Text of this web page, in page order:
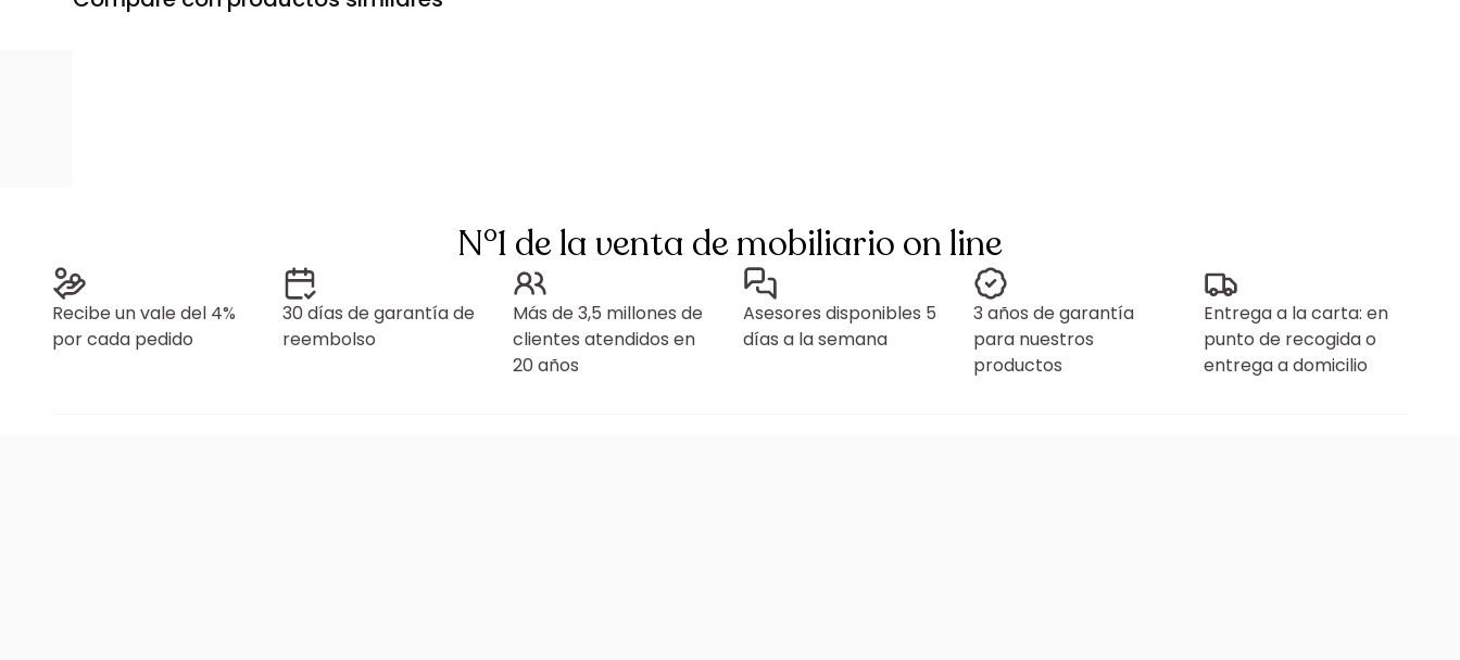
N°1 de la venta de mobiliario on line
Recibe un vale del 4%
por cada pedido
30 días de garantía de
reembolso
Más de 3,5 millones de
clientes atendidos en
20 años
Asesores disponibles 5
días a la semana
3 años de garantía
para nuestros
productos
Entrega a la carta: en
punto de recogida o
entrega a domicilio